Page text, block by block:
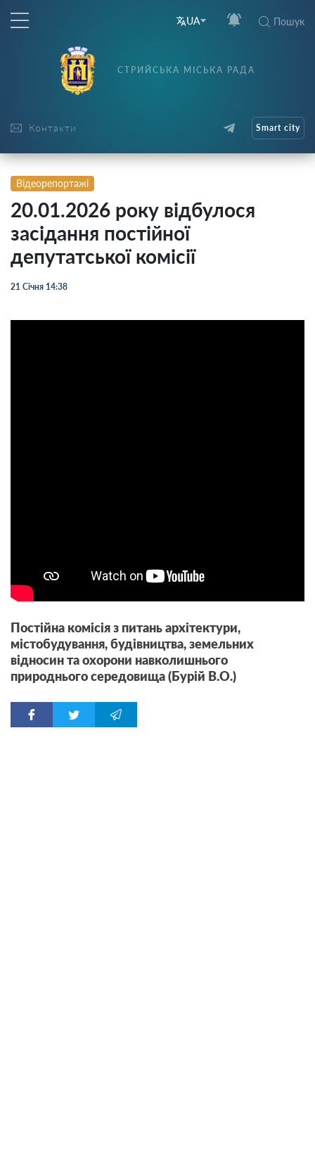
UA Пошук
Контакти
СТРИЙСЬКА МІСЬКА РАДА
Smart city
Відеорепортажі
20.01.2026 року відбулося
засідання постійної
депутатської комісії
21 Січня 14:38
Постійна комісія з питань архітектури,
містобудування, будівництва, земельних
відносин та охорони навколишнього
природнього середовища (Бурій В.О.)